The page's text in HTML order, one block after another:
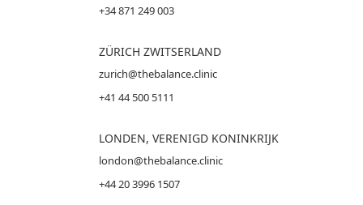
+34 871 249 003
ZÜRICH ZWITSERLAND
zurich@thebalance.clinic
+41 44 500 5111
LONDEN, VERENIGD KONINKRIJK
london@thebalance.clinic
+44 20 3996 1507